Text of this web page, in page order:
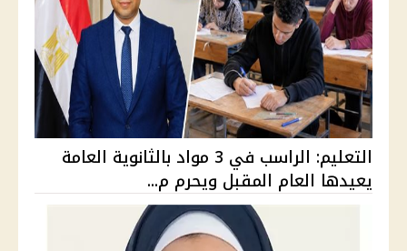
التعليم: الراسب في 3 مواد بالثانوية العامة
يعيدها العام المقبل ويحرم م...